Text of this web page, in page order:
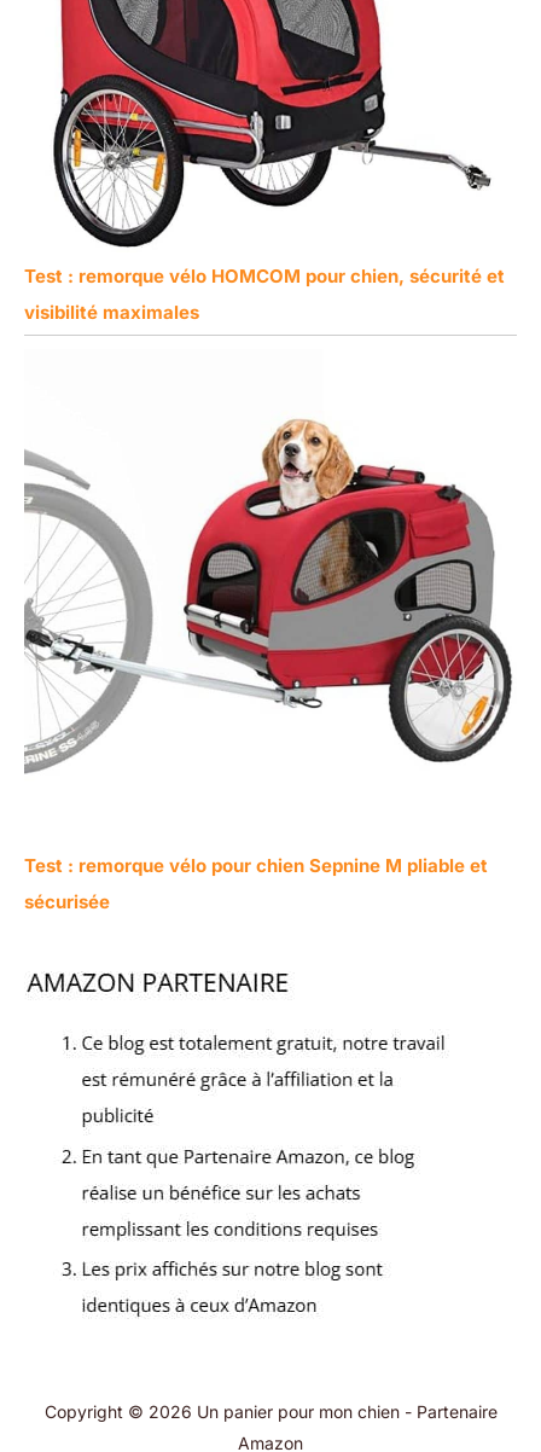
Test : remorque vélo HOMCOM pour chien, sécurité et
visibilité maximales
Test : remorque vélo pour chien Sepnine M pliable et
sécurisée
Copyright © 2026 Un panier pour mon chien - Partenaire
Amazon